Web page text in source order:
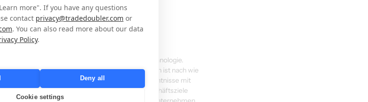
leistungsbasiertes digitales Marketing und Technologie.
Affiliate-Marketing in Europa. Das Unternehmen ist nach wie
das strategische internationale Erkenntnisse mit
2.000 Werbetreibende dabei, ihre Geschäftsziele
more". If you have any questions
contact privacy@tradedoubler.com or
. You can also read more about our data
Policy.
Deny all
Cookie settings